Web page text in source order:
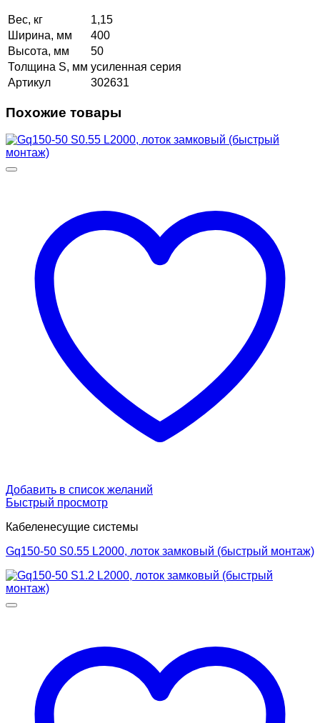
Вес, кг
1,15
Ширина, мм
400
Высота, мм
50
Толщина S, мм усиленная серия
Артикул
302631
Похожие товары
Добавить в список желаний
Быстрый просмотр
Кабеленесущие системы
Gq150-50 S0.55 L2000, лоток замковый (быстрый монтаж)